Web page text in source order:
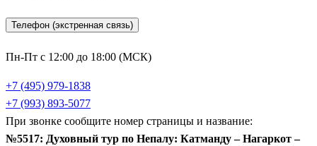
Телефон (экстренная связь)
Пн-Пт с 12:00 до 18:00 (МСК)
+7 (495) 979-1838
+7 (993) 893-5077
При звонке сообщите номер страницы и название:
№5517: Духовный тур по Непалу: Катманду – Нагаркот –